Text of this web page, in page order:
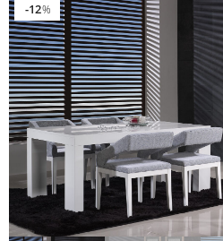
%
12%
12